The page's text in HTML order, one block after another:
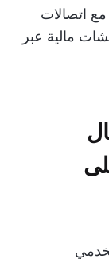
اتصالات
مالية عبر